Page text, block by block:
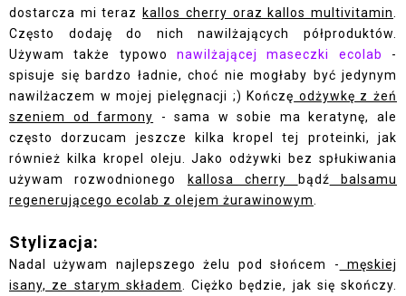
dostarcza mi teraz
kallos cherry oraz kallos multivitamin
Często dodaję do nich nawilżających półproduktów.
Używam także typowo nawilżającej maseczki ecolab -
spisuje się bardzo ładnie, choć nie mogłaby być jedynym
nawilżaczem w mojej pielęgnacji ;) Kończę odżywkę z żeń
szeniem od farmony - sama w sobie ma keratynę, ale
często dorzucam jeszcze kilka kropel tej proteinki, jak
również kilka kropel oleju. Jako odżywki bez spłukiwania
używam rozwodnionego
kallosa cherry bądź balsamu
regenerującego ecolab z olejem żurawinowym
Stylizacja:
Nadal używam najlepszego żelu pod słońcem - męskiej
isany, ze starym składem
. Ciężko będzie, jak się skończy.